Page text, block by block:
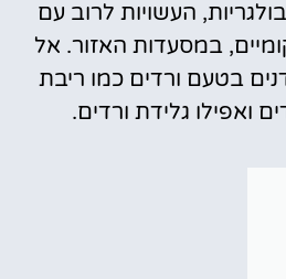
העשויות לרוב עם
במסעדות האזור. אל
בטעם ורדים כמו ריבת
ואפילו גלידת ורדים.